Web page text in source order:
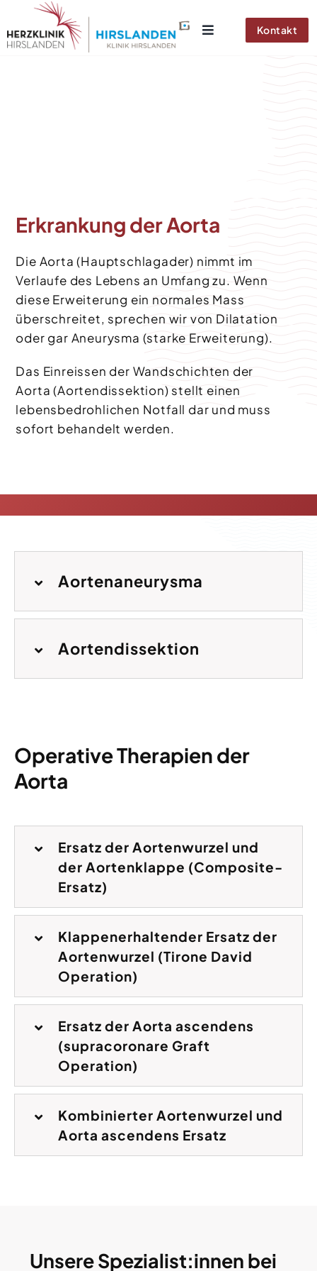
Inhalt
springen
Kontakt
Erkrankung der Aorta
Die Aorta (Hauptschlagader) nimmt im
Verlaufe des Lebens an Umfang zu. Wenn
diese Erweiterung ein normales Mass
überschreitet, sprechen wir von Dilatation
oder gar Aneurysma (starke Erweiterung).
Das Einreissen der Wandschichten der
Aorta (Aortendissektion) stellt einen
lebensbedrohlichen Notfall dar und muss
sofort behandelt werden.
Aortenaneurysma
Aortendissektion
Operative Therapien der
Aorta
Ersatz der Aortenwurzel und
der Aortenklappe (Composite-
Ersatz)
Klappenerhaltender Ersatz der
Aortenwurzel (Tirone David
Operation)
Ersatz der Aorta ascendens
(supracoronare Graft
Operation)
Kombinierter Aortenwurzel und
Aorta ascendens Ersatz
Unsere Spezialist:innen bei